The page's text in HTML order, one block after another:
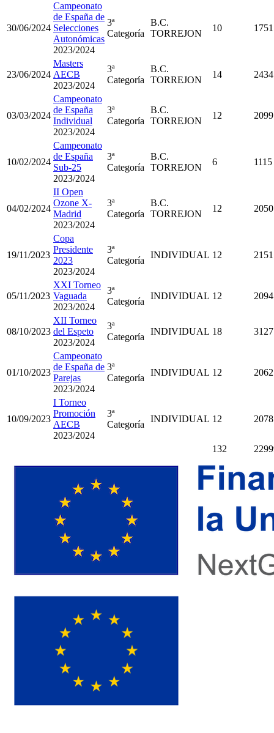
30/06/2024
Campeonato
de España de
Selecciones
Autonómicas
2023/2024
3ª
Categoría
B.C.
TORREJON
10 1751
23/06/2024
Masters
AECB
2023/2024
3ª
Categoría
B.C.
TORREJON
14 2434
03/03/2024
Campeonato
de España
Individual
2023/2024
3ª
Categoría
B.C.
TORREJON
12 2099
10/02/2024
Campeonato
de España
Sub-25
2023/2024
3ª
Categoría
B.C.
TORREJON
6 1115
04/02/2024
II Open
Ozone X-
Madrid
2023/2024
3ª
Categoría
B.C.
TORREJON
12 2050
19/11/2023
Copa
Presidente
2023
2023/2024
3ª
Categoría
INDIVIDUAL 12 2151
05/11/2023
XXI Torneo
Vaguada
2023/2024
3ª
Categoría
INDIVIDUAL 12 2094
08/10/2023
XII Torneo
del Espeto
2023/2024
3ª
Categoría
INDIVIDUAL 18 3127
01/10/2023
Campeonato
de España de
Parejas
2023/2024
3ª
Categoría
INDIVIDUAL 12 2062
10/09/2023
I Torneo
Promoción
AECB
2023/2024
3ª
Categoría
INDIVIDUAL 12 2078
132